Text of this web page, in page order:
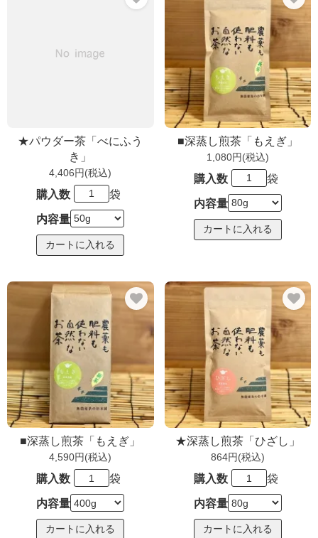
★パウダー茶「べにふう
き」
4,406円(税込)
購入数 袋
内容量
■深蒸し煎茶「もえぎ」
1,080円(税込)
購入数 袋
内容量
■深蒸し煎茶「もえぎ」
4,590円(税込)
購入数 袋
内容量
★深蒸し煎茶「ひざし」
864円(税込)
購入数 袋
内容量